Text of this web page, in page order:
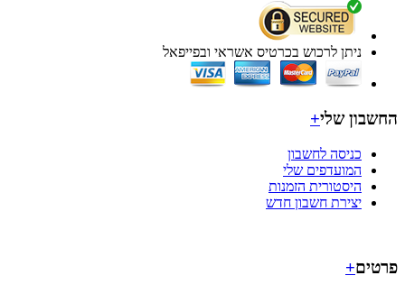
ניתן לרכוש בכרטיס אשראי ובפייפאל
שלי+
כניסה לחשבון
המועדפים שלי
היסטורית הזמנות
יצירת חשבון חדש
+